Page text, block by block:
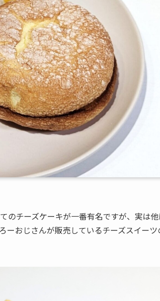
のチーズケーキが一番有名ですが、実は
ーおじさんが販売しているチーズスイーツ